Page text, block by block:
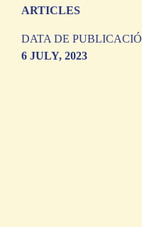
ARTICLES
DATA DE PUBLICACIÓ
6 JULY, 2023